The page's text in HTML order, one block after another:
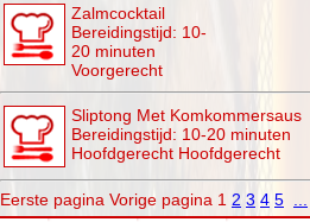
Zalmcocktail
Bereidingstijd: 10-
20 minuten
Voorgerecht
Sliptong Met Komkommersaus
Bereidingstijd: 10-20 minuten
Hoofdgerecht Hoofdgerecht
Eerste pagina Vorige pagina 1 2 3 4 5